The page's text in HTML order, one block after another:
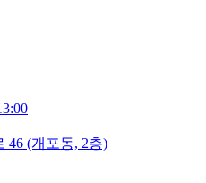
46 (개포동, 2층)